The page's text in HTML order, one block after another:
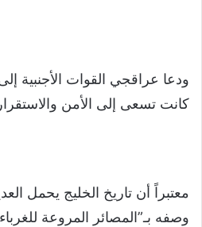
ودعا عراقجي القوات الأجنبية
كانت تسعى إلى الأمن
معتبراً أن تاريخ الخليج يحمل
وصفه بـ”المصائر المروعة